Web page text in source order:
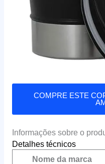
COMPRE ESTE
Informações sobre o
Detalhes técnicos
Nome da marca